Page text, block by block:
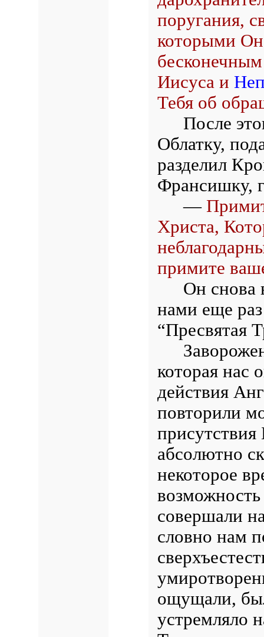
поругания,
которыми Он
Иисуса и
Тебя об
После
Облатку,
разделил
Франсишку,
—
Христа,
примите
Он снова
нами еще
“Пресвятая
которая нас
действия
повторили
абсолютно
некоторое
совершали
словно нам
ощущали,
устремляло